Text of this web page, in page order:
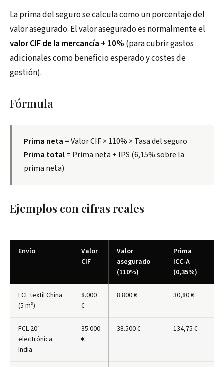
La prima del seguro se calcula como un porcentaje del
valor asegurado. El valor asegurado es normalmente el
valor CIF de la mercancía + 10% (para cubrir gastos
adicionales como beneficio esperado y costes de
gestión).
Fórmula
Prima neta = Valor CIF × 110% × Tasa del seguro
Prima total= Prima neta + IPS (6,15% sobre la
prima neta)
Ejemplos con cifras reales
Envío
Valor
CIF
Valor
asegurado
(110%)
Prima
ICC-A
(0,35%)
LCL textil China
(5 m³)
8.000
€
8.800 € 30,80 €
FCL 20′
electrónica
India
35.000
€
38.500 € 134,75 €